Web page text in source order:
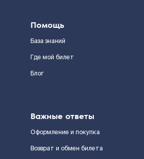
Помощь
База знаний
Где мой билет
Блог
Важные ответы
Оформление и покупка
Возврат и обмен билета